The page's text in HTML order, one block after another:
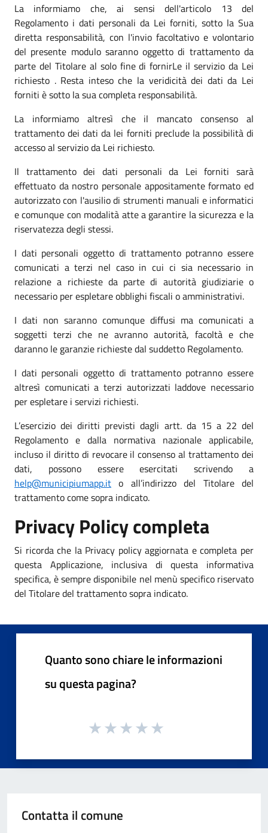
La informiamo che, ai sensi dell'articolo 13 del
Regolamento i dati personali da Lei forniti, sotto la Sua
diretta responsabilità, con l'invio facoltativo e volontario
del presente modulo saranno oggetto di trattamento da
parte del Titolare al solo fine di fornirLe il servizio da Lei
richiesto . Resta inteso che la veridicità dei dati da Lei
forniti è sotto la sua completa responsabilità.
La informiamo altresì che il mancato consenso al
trattamento dei dati da lei forniti preclude la possibilità di
accesso al servizio da Lei richiesto.
Il trattamento dei dati personali da Lei forniti sarà
effettuato da nostro personale appositamente formato ed
autorizzato con l'ausilio di strumenti manuali e informatici
e comunque con modalità atte a garantire la sicurezza e la
riservatezza degli stessi.
I dati personali oggetto di trattamento potranno essere
comunicati a terzi nel caso in cui ci sia necessario in
relazione a richieste da parte di autorità giudiziarie o
necessario per espletare obblighi fiscali o amministrativi.
I dati non saranno comunque diffusi ma comunicati a
soggetti terzi che ne avranno autorità, facoltà e che
daranno le garanzie richieste dal suddetto Regolamento.
I dati personali oggetto di trattamento potranno essere
altresì comunicati a terzi autorizzati laddove necessario
per espletare i servizi richiesti.
L’esercizio dei diritti previsti dagli artt. da 15 a 22 del
Regolamento e dalla normativa nazionale applicabile,
incluso il diritto di revocare il consenso al trattamento dei
dati, possono essere esercitati scrivendo a
help@municipiumapp.it o all’indirizzo del Titolare del
trattamento come sopra indicato.
Privacy Policy completa
Si ricorda che la Privacy policy aggiornata e completa per
questa Applicazione, inclusiva di questa informativa
specifica, è sempre disponibile nel menù specifico riservato
del Titolare del trattamento sopra indicato.
Quanto sono chiare le informazioni
su questa pagina?
Contatta il comune